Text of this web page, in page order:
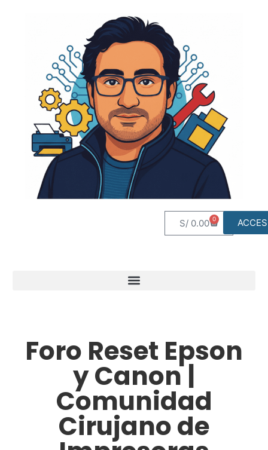
S/ 0.00 0
Foro Reset Epson
y Canon |
Comunidad
Cirujano de